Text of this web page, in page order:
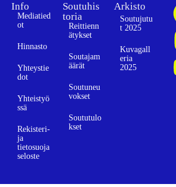
Info
Mediatied
ot
Hinnasto
Yhteystie
dot
Yhteistyö
ssä
Rekisteri-
ja
tietosuoja
seloste
Soutuhis
toria
Reittienn
ätykset
Soutajam
äärät
Soutuneu
vokset
Soututulo
kset
Arkisto
Soutujutu
t 2025
Kuvagall
eria
2025